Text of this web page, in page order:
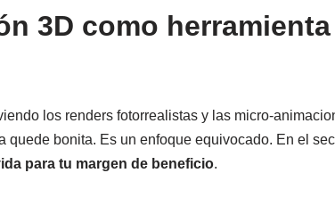
3D como
los renders fotorrealistas y las micro-
quede bonita. Es un enfoque equivocado. En el
para tu margen de beneficio.